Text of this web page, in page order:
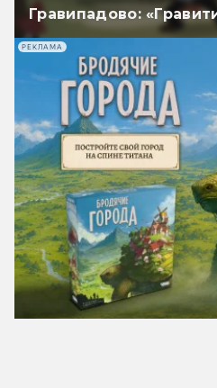
Гравипадово:
РЕКЛАМА